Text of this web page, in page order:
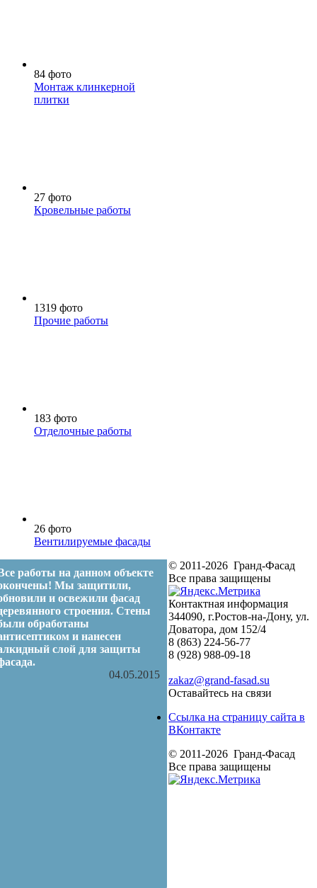
84 фото
Монтаж клинкерной
плитки
27 фото
Кровельные работы
1319 фото
Прочие работы
183 фото
Отделочные работы
26 фото
Вентилируемые фасады
работы на данном объекте
Мы защитили,
и освежили фасад
строения. Стены
обработаны
и нанесен
слой для защиты
04.05.2015
© 2011-2026 Гранд-Фасад
Все права защищены
Контактная информация
344090, г.Ростов-на-Дону, ул.
Доватора, дом 152/4
8 (863) 224-56-77
8 (928) 988-09-18
zakaz@grand-fasad.su
Оставайтесь на связи
Ссылка на страницу сайта в
ВКонтакте
© 2011-2026 Гранд-Фасад
Все права защищены